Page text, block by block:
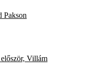
Pakson
Villám